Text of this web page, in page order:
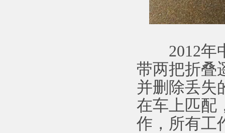
2012年中
带两把折叠
并删除丢失
在车上匹配
作，所有工